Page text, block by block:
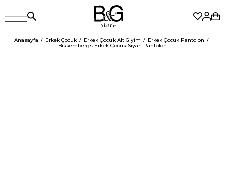
Anasayfa Erkek Çocuk Erkek Çocuk Alt Giyim
Erkek Çocuk Pantolon
Bikkembergs Erkek Çocuk Siyah Pantolon